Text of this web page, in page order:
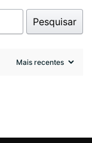
Pesquisar